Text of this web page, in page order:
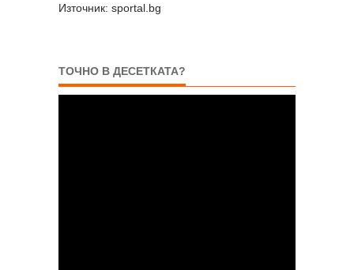
Източник: sportal.bg
ТОЧНО В ДЕСЕТКАТА?